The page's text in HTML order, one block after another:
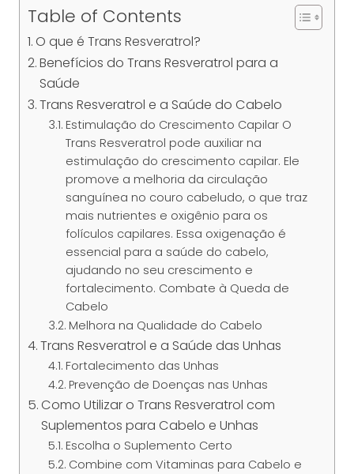
Table of Contents
O que é Trans Resveratrol?
Benefícios do Trans Resveratrol para a
Saúde
Trans Resveratrol e a Saúde do Cabelo
Estimulação do Crescimento Capilar O
Trans Resveratrol pode auxiliar na
estimulação do crescimento capilar. Ele
promove a melhoria da circulação
sanguínea no couro cabeludo, o que traz
mais nutrientes e oxigênio para os
folículos capilares. Essa oxigenação é
essencial para a saúde do cabelo,
ajudando no seu crescimento e
fortalecimento. Combate à Queda de
Cabelo
Melhora na Qualidade do Cabelo
Trans Resveratrol e a Saúde das Unhas
Fortalecimento das Unhas
Prevenção de Doenças nas Unhas
Como Utilizar o Trans Resveratrol com
Suplementos para Cabelo e Unhas
Escolha o Suplemento Certo
Combine com Vitaminas para Cabelo e